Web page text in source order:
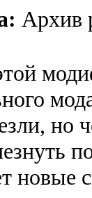
Архив
но
новые